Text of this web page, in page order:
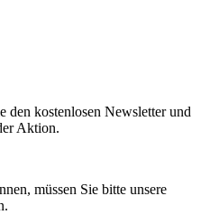
den kostenlosen Newsletter und
Aktion.
müssen Sie bitte unsere